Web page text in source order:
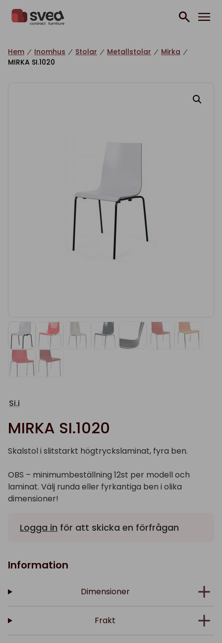
Hem Inomhus Stolar Metallstolar
Mirka
MIRKA SI.1020
Si.i
MIRKA SI.1020
Skalstol i slitstarkt högtryckslaminat, fyra ben.
OBS – minimumbeställning 12st per modell och
laminat. Välj runda eller fyrkantiga ben i olika
dimensioner!
Logga in för att skicka en förfrågan
Information
Dimensioner
Frakt